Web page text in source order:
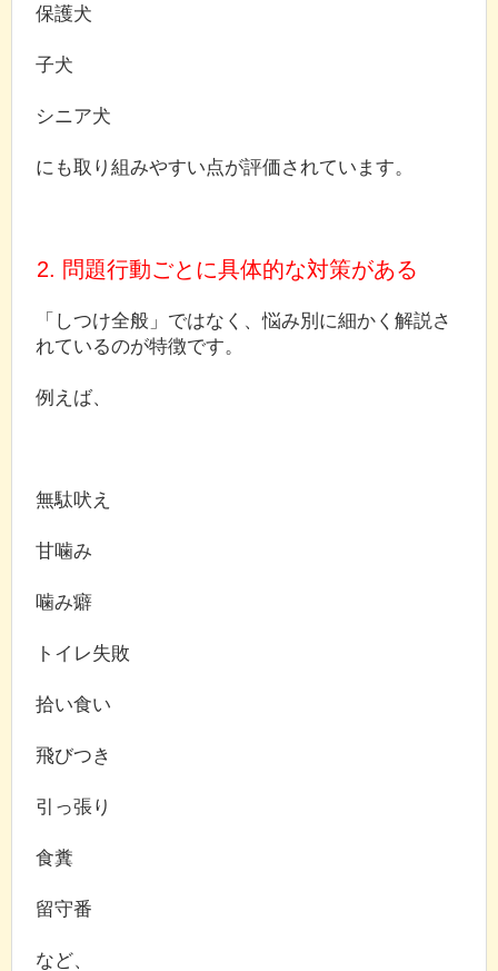
保護犬
子犬
シニア犬
にも取り組みやすい点が評価されています。
2. 問題行動ごとに具体的な対策がある
「しつけ全般」ではなく、悩み別に細かく解説さ
れているのが特徴です。
例えば、
無駄吠え
甘噛み
噛み癖
トイレ失敗
拾い食い
飛びつき
引っ張り
食糞
留守番
など、